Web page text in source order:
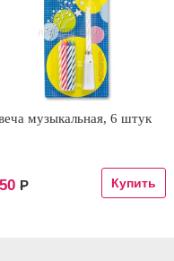
музыкальная, 6 штук
Р